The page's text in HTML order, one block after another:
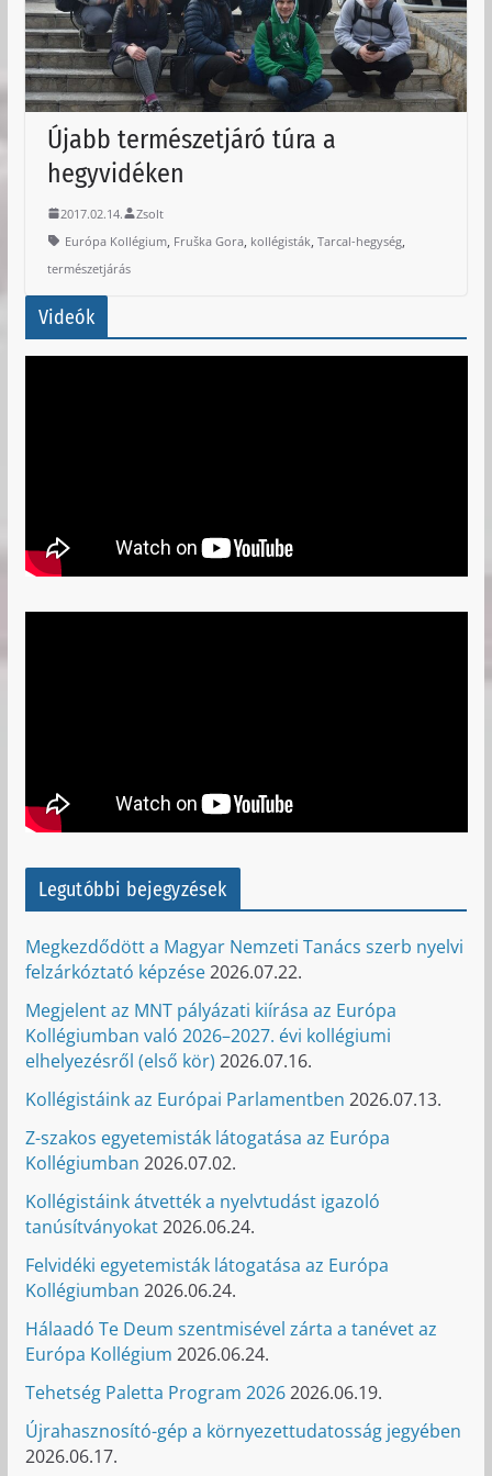
Újabb természetjáró túra a
hegyvidéken
2017.02.14.
Zsolt
Európa Kollégium, Fruška Gora, kollégisták, Tarcal-hegység,
természetjárás
Videók
Legutóbbi bejegyzések
Megkezdődött a Magyar Nemzeti Tanács szerb nyelvi
felzárkóztató képzése2026.07.22.
Megjelent az MNT pályázati kiírása az Európa
Kollégiumban való 2026–2027. évi kollégiumi
elhelyezésről (első kör) 2026.07.16.
Kollégistáink az Európai Parlamentben 2026.07.13.
Z-szakos egyetemisták látogatása az Európa
Kollégiumban 2026.07.02.
Kollégistáink átvették a nyelvtudást igazoló
tanúsítványokat2026.06.24.
Felvidéki egyetemisták látogatása az Európa
Kollégiumban 2026.06.24.
Hálaadó Te Deum szentmisével zárta a tanévet az
Európa Kollégium 2026.06.24.
Tehetség Paletta Program 20262026.06.19.
Újrahasznosító-gép a környezettudatosság jegyében
2026.06.17.